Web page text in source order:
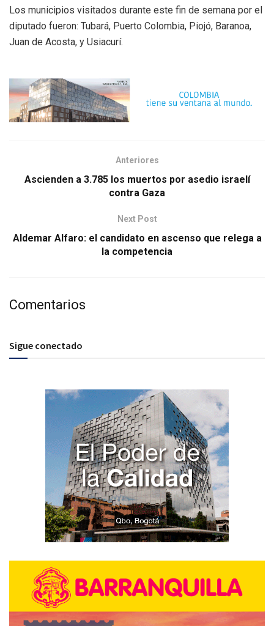
Los municipios visitados durante este fin de semana por el
diputado fueron: Tubará, Puerto Colombia, Piojó, Baranoa,
Juan de Acosta, y Usiacurí.
Anteriores
Ascienden a 3.785 los muertos por asedio israelí
contra Gaza
Next Post
Aldemar Alfaro: el candidato en ascenso que relega a
la competencia
Comentarios
Sigue conectado